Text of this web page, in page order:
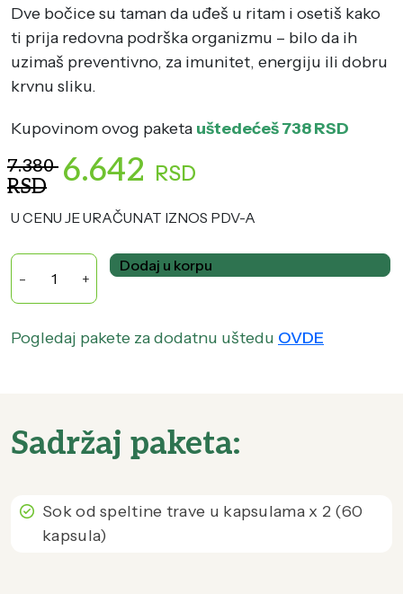
Dve bočice su taman da uđeš u ritam i osetiš kako
ti prija redovna podrška organizmu – bilo da ih
uzimaš preventivno, za imunitet, energiju ili dobru
krvnu sliku.
Kupovinom ovog paketa uštedećeš738RSD
7.380
RSD 6.642 RSD
U CENU JE URAČUNAT IZNOS PDV-A
Količina Dodaj u korpu
Pogledaj pakete za dodatnu uštedu OVDE
Sadržaj paketa:
Sok od speltine trave u kapsulama x 2 (60
kapsula)